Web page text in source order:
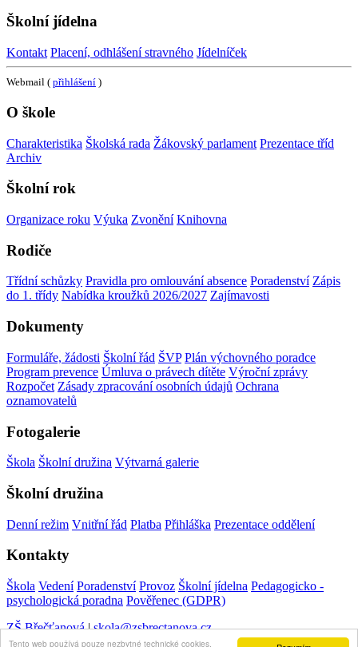
Tento web používá pouze nezbytné technické cookies,
Školní jídelna
Kontakt Placení, odhlášení stravného Jídelníček
Webmail ( přihlášení )
O škole
Charakteristika Školská rada Žákovský parlament Prezentace tříd
Archiv
Školní rok
Organizace roku Výuka Zvonění Knihovna
Rodiče
Třídní schůzky Pravidla pro omlouvání absence Poradenství Zápis
do 1. třídy Nabídka kroužků 2026/2027 Zajímavosti
Dokumenty
Formuláře, žádosti Školní řád ŠVP Plán výchovného poradce
Program prevence Úmluva o právech dítěte Výroční zprávy
Rozpočet Zásady zpracování osobních údajů Ochrana
oznamovatelů
Fotogalerie
Škola Školní družina Výtvarná galerie
Školní družina
Denní režim Vnitřní řád Platba Přihláška Prezentace oddělení
Kontakty
Škola Vedení Poradenství Provoz Školní jídelna Pedagogicko -
psychologická poradna Pověřenec (GDPR)
ZŠ Břečťanová|skola@zsbrectanova.cz